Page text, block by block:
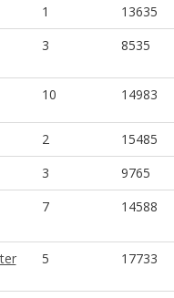
1 13635
3 8535
10 14983
2 15485
3 9765
7 14588
5 17733